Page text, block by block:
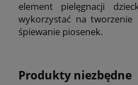
element pielęgnacji
wykorzystać na tworzenie
śpiewanie piosenek.
Produkty niezbędne